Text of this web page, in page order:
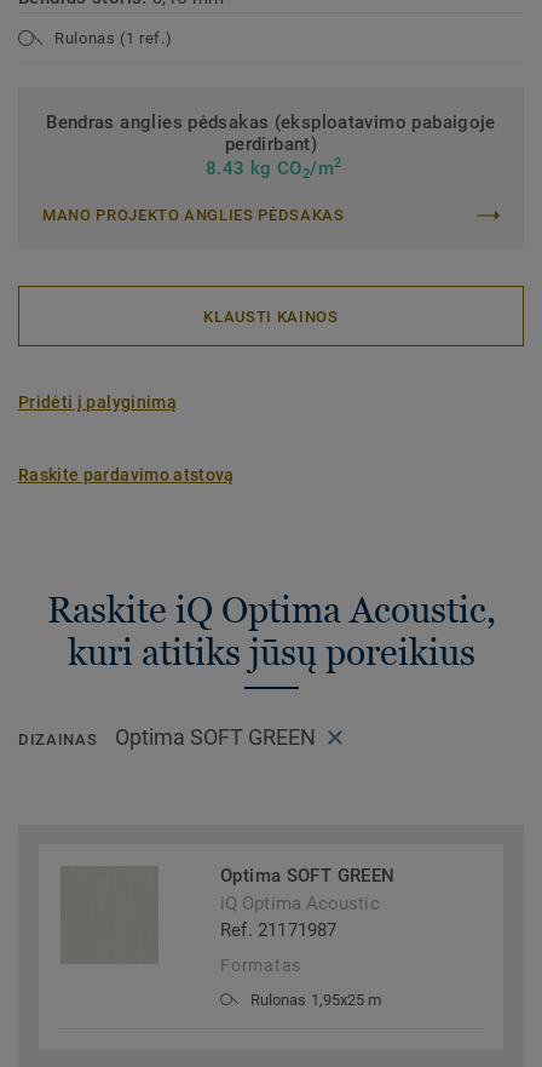
Rulonas (1 ref.)
Bendras anglies pėdsakas (eksploatavimo pabaigoje
perdirbant)
8.43 kg CO2/m2
MANO PROJEKTO ANGLIES PĖDSAKAS
KLAUSTI KAINOS
Pridėti į palyginimą
Raskite pardavimo atstovą
Raskite iQ Optima Acoustic,
kuri atitiks jūsų poreikius
DIZAINAS Optima SOFT GREEN
Optima SOFT GREEN
iQ Optima Acoustic
Ref. 21171987
Formatas
Rulonas 1,95x25 m